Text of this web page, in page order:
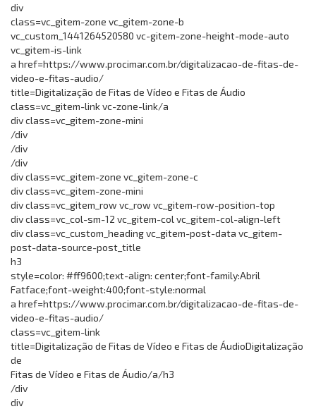
div
class=vc_gitem-zone vc_gitem-zone-b
vc_custom_1441264520580 vc-gitem-zone-height-mode-auto
vc_gitem-is-link
a href=https://www.procimar.com.br/digitalizacao-de-fitas-de-
video-e-fitas-audio/
title=Digitalização de Fitas de Vídeo e Fitas de Áudio
class=vc_gitem-link vc-zone-link/a
div class=vc_gitem-zone-mini
/div
/div
/div
div class=vc_gitem-zone vc_gitem-zone-c
div class=vc_gitem-zone-mini
div class=vc_gitem_row vc_row vc_gitem-row-position-top
div class=vc_col-sm-12 vc_gitem-col vc_gitem-col-align-left
div class=vc_custom_heading vc_gitem-post-data vc_gitem-
post-data-source-post_title
h3
style=color: #ff9600;text-align: center;font-family:Abril
Fatface;font-weight:400;font-style:normal
a href=https://www.procimar.com.br/digitalizacao-de-fitas-de-
video-e-fitas-audio/
class=vc_gitem-link
title=Digitalização de Fitas de Vídeo e Fitas de ÁudioDigitalização
de
Fitas de Vídeo e Fitas de Áudio/a/h3
/div
div